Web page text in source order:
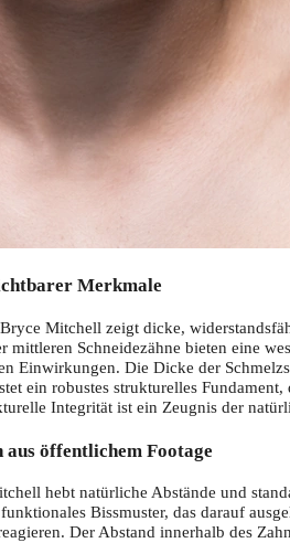
Merkmale
Mitchell zeigt dicke,
mittleren Schneidezähne bieten eine
Einwirkungen. Die Dicke der
ein robustes strukturelles
Integrität ist ein Zeugnis der
aus öffentlichem Footage
hebt natürliche Abstände und
Bissmuster, das darauf
Der Abstand innerhalb des